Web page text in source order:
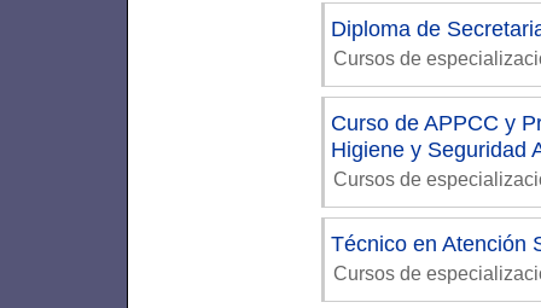
Diploma de
Cursos de
Curso de APPCC y
Higiene y Seguridad
Cursos de
Técnico en Atención
Cursos de